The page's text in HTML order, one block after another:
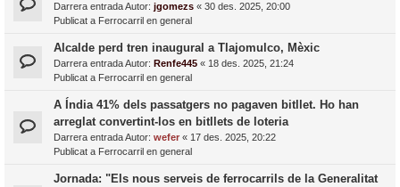
Darrera entrada Autor: jgomezs « 30 des. 2025, 20:00
Publicat a Ferrocarril en general
Alcalde perd tren inaugural a Tlajomulco, Mèxic
Darrera entrada Autor: Renfe445 « 18 des. 2025, 21:24
Publicat a Ferrocarril en general
A Índia 41% dels passatgers no pagaven bitllet. Ho han
arreglat convertint-los en bitllets de loteria
Darrera entrada Autor: wefer « 17 des. 2025, 20:22
Publicat a Ferrocarril en general
Jornada: "Els nous serveis de ferrocarrils de la Generalitat